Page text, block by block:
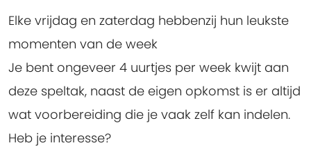
Elke vrijdag en zaterdag hebbenzij hun leukste
momenten van de week
Je bent ongeveer 4 uurtjes per week kwijt aan
deze speltak, naast de eigen opkomst is er altijd
wat voorbereiding die je vaak zelf kan indelen.
Heb je interesse?